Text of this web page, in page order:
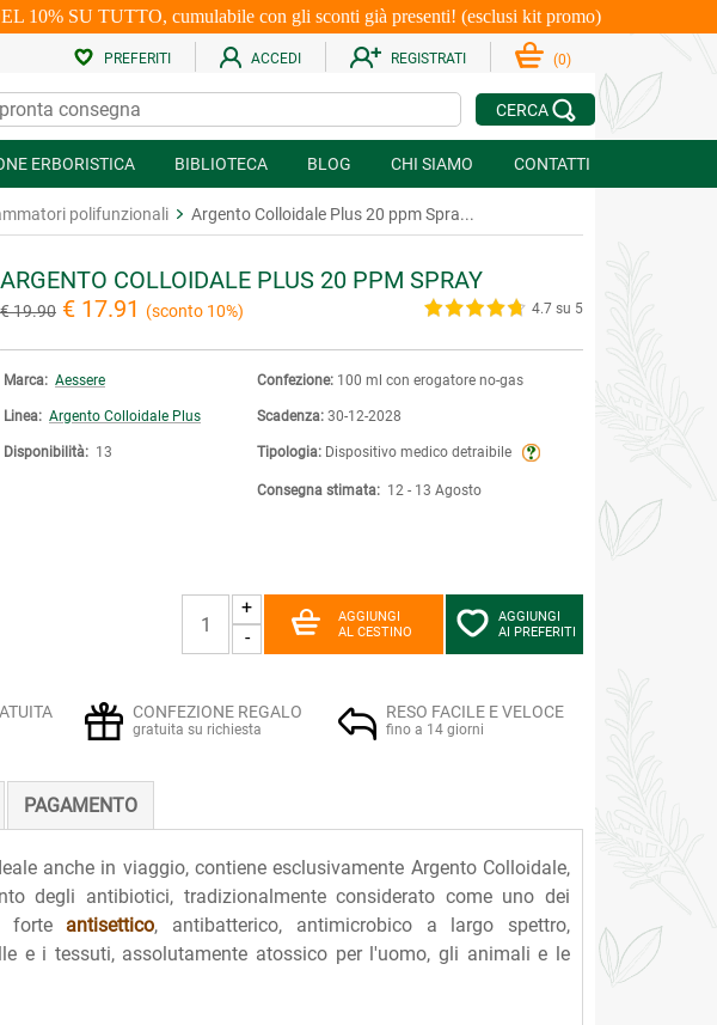
10% SU TUTTO, cumulabile con gli sconti già presenti! (esclusi kit promo)
PREFERITI ACCEDI REGISTRATI (0)
CERCA
ERBORISTICA BIBLIOTECA BLOG CHI SIAMO CONTATTI
polifunzionali Argento Colloidale Plus 20 ppm Spra...
ARGENTO COLLOIDALE PLUS 20 PPM SPRAY
€ 19.90 € 17.91 (sconto 10%) 4.7 su 5
Marca: Aessere
Linea: Argento Colloidale Plus
Disponibilità: 13
Confezione: 100 ml con erogatore no-gas
Scadenza: 30-12-2028
Tipologia: Dispositivo medico detraibile
Consegna stimata: 12 - 13 Agosto
+
-
AGGIUNGI
AL CESTINO
AGGIUNGI
AI PREFERITI
CONFEZIONE REGALO
gratuita su richiesta
RESO FACILE E VELOCE
fino a 14 giorni
PAGAMENTO
anche in viaggio, contiene esclusivamente Argento Colloidale,
degli antibiotici, tradizionalmente considerato come uno dei
forte antisettico, antibatterico, antimicrobico a largo spettro,
e i tessuti, assolutamente atossico per l'uomo, gli animali e le